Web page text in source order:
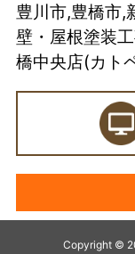
カトペンの技
当店の強み
ショールーム
契約前に確認
外壁塗装セミ
豊川市,豊橋市,
壁・屋根塗装
橋中央店(カト
Copyright ©